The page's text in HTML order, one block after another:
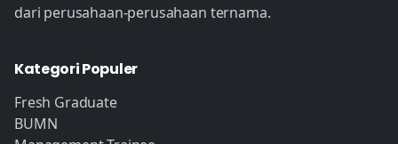
dari perusahaan-perusahaan ternama.
Kategori Populer
Fresh Graduate
BUMN